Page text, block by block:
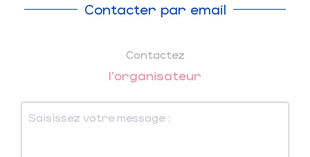
Contacter par email
Contactez
l'organisateur